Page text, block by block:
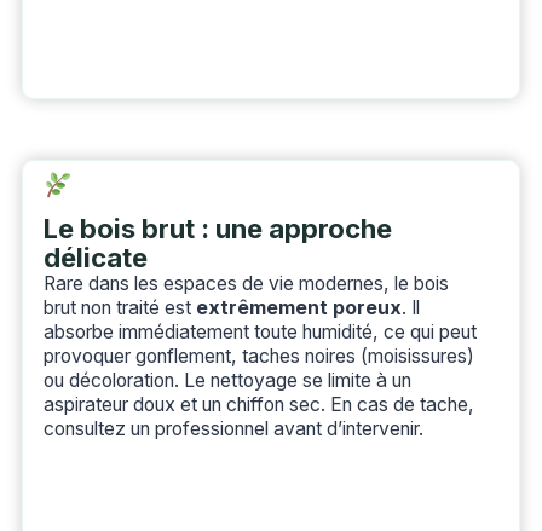
Le bois brut : une approche
délicate
Rare dans les espaces de vie modernes, le bois
brut non traité est extrêmement poreux. Il
absorbe immédiatement toute humidité, ce qui peut
provoquer gonflement, taches noires (moisissures)
ou décoloration. Le nettoyage se limite à un
aspirateur doux et un chiffon sec. En cas de tache,
consultez un professionnel avant d’intervenir.